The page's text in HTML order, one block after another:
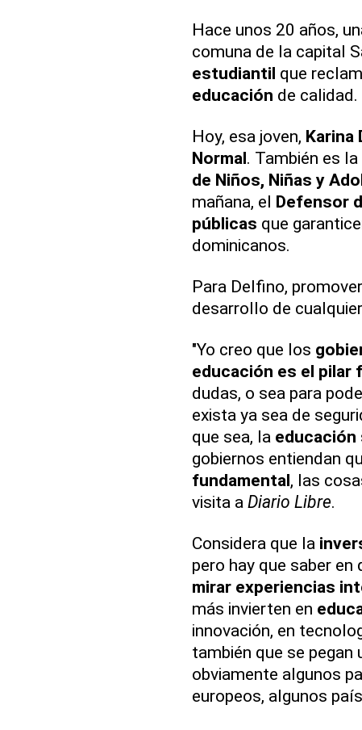
Hace unos 20 años,
comuna de la capital
estudiantil que
educación de calidad.
Hoy, esa joven, Karina
Normal. También es
de Niños, Niñas y
mañana, el Defensor
públicas que
dominicanos.
Para Delfino,
desarrollo de cualquier
"Yo creo que los
educación es el pilar
dudas, o sea para
exista ya sea de
que sea, la educación
gobiernos entiendan
fundamental, las
visita a Diario Libre.
Considera que la
pero hay que saber
mirar experiencias
más invierten en
innovación, en
también que se
obviamente algunos
europeos, algunos